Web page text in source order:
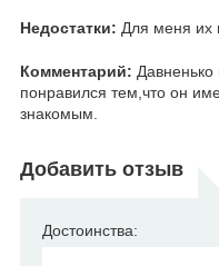
Недостатки: Для меня их
Комментарий:
понравился тем,что он
знакомым.
Добавить отзыв
Достоинства: